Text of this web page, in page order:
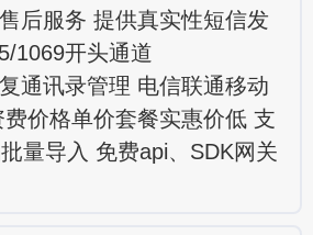
后服务 提供真实性短信发
1069开头通道
通讯录管理 电信联通移动
价格单价套餐实惠价低 支
量导入 免费api、SDK网关